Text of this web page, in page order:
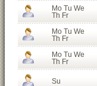
Mo Tu We
Th Fr
Mo Tu We
Th Fr
Mo Tu We
Th Fr
Su